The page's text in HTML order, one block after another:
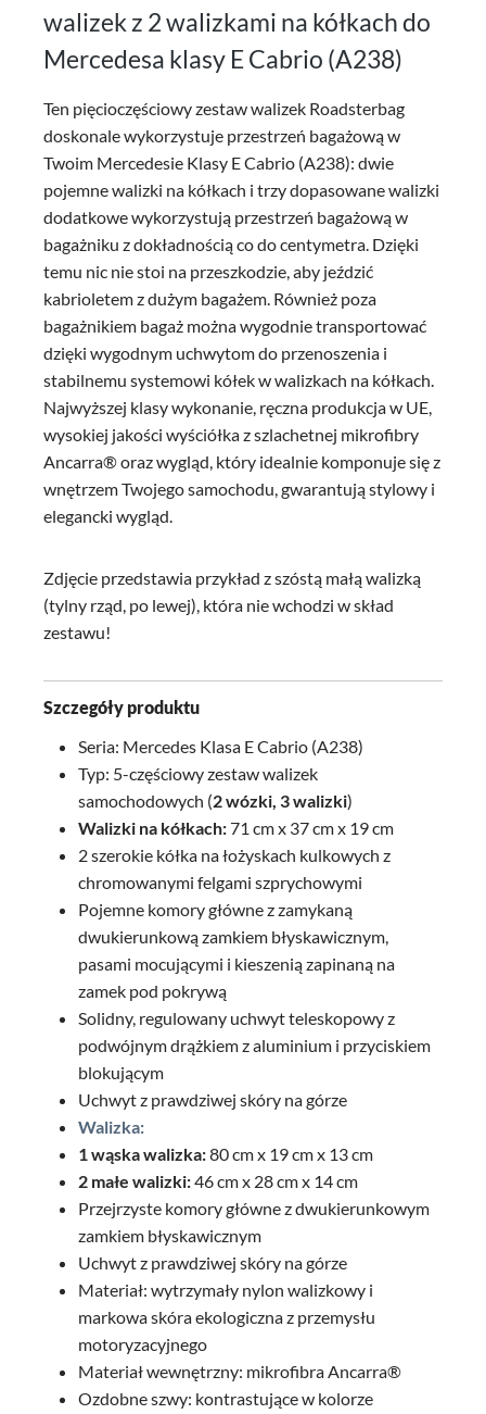
walizek z 2 walizkami na kółkach do
Mercedesa klasy E Cabrio (A238)
Ten pięcioczęściowy zestaw walizek Roadsterbag
doskonale wykorzystuje przestrzeń bagażową w
Twoim Mercedesie Klasy E Cabrio (A238): dwie
pojemne walizki na kółkach i trzy dopasowane walizki
dodatkowe wykorzystują przestrzeń bagażową w
bagażniku z dokładnością co do centymetra. Dzięki
temu nic nie stoi na przeszkodzie, aby jeździć
kabrioletem z dużym bagażem. Również poza
bagażnikiem bagaż można wygodnie transportować
dzięki wygodnym uchwytom do przenoszenia i
stabilnemu systemowi kółek w walizkach na kółkach.
Najwyższej klasy wykonanie, ręczna produkcja w UE,
wysokiej jakości wyściółka z szlachetnej mikrofibry
Ancarra® oraz wygląd, który idealnie komponuje się z
wnętrzem Twojego samochodu, gwarantują stylowy i
elegancki wygląd.
Zdjęcie przedstawia przykład z szóstą małą walizką
(tylny rząd, po lewej), która nie wchodzi w skład
zestawu!
Szczegóły produktu
Seria: Mercedes Klasa E Cabrio (A238)
Typ: 5-częściowy zestaw walizek
samochodowych (2 wózki, 3 walizki)
Walizki na kółkach:71 cm x 37 cm x 19 cm
2 szerokie kółka na łożyskach kulkowych z
chromowanymi felgami szprychowymi
Pojemne komory główne z zamykaną
dwukierunkową zamkiem błyskawicznym,
pasami mocującymi i kieszenią zapinaną na
zamek pod pokrywą
Solidny, regulowany uchwyt teleskopowy z
podwójnym drążkiem z aluminium i przyciskiem
blokującym
Uchwyt z prawdziwej skóry na górze
Walizka:
1 wąska walizka:80 cm x 19 cm x 13 cm
2 małe walizki:46 cm x 28 cm x 14 cm
Przejrzyste komory główne z dwukierunkowym
zamkiem błyskawicznym
Uchwyt z prawdziwej skóry na górze
Materiał: wytrzymały nylon walizkowy i
markowa skóra ekologiczna z przemysłu
motoryzacyjnego
Materiał wewnętrzny: mikrofibra Ancarra®
Ozdobne szwy: kontrastujące w kolorze